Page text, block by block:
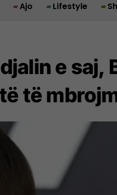
Ajo Lifestyle
e saj,
të